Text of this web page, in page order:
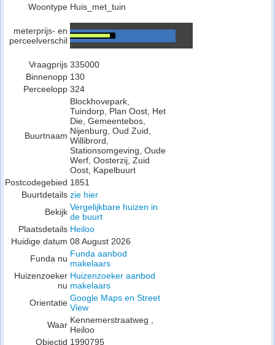
Woontype Huis_met_tuin
meterprijs- en
perceelverschil
Vraagprijs 335000
Binnenopp 130
Perceelopp 324
Buurtnaam
Blockhovepark,
Tuindorp, Plan Oost, Het
Die, Gemeentebos,
Nijenburg, Oud Zuid,
Willibrord,
Stationsomgeving, Oude
Werf, Oosterzij, Zuid
Oost, Kapelbuurt
Postcodegebied 1851
Buurtdetails zie hier
Bekijk Vergelijkbare huizen in
de buurt
Plaatsdetails Heiloo
Huidige datum 08 August 2026
Funda nu Funda aanbod
makelaars
Huizenzoeker
nu
Huizenzoeker aanbod
makelaars
Orientatie Google Maps en Street
View
Waar Kennemerstraatweg ,
Heiloo
Objectid 1990795